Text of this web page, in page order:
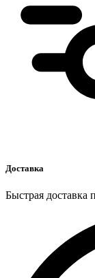
Доставка
Быстрая доставка